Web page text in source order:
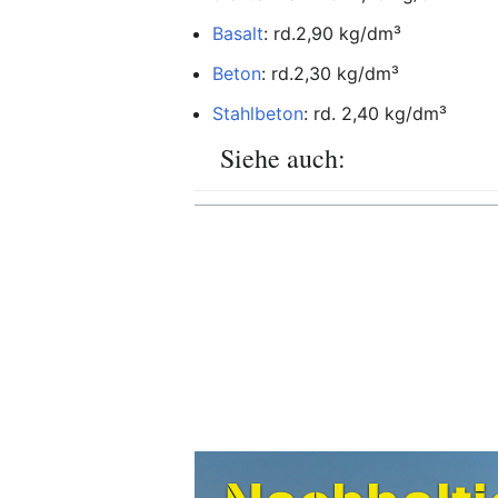
Basalt: rd.2,90 kg/dm³
Beton: rd.2,30 kg/dm³
Stahlbeton: rd. 2,40 kg/dm³
Siehe auch: